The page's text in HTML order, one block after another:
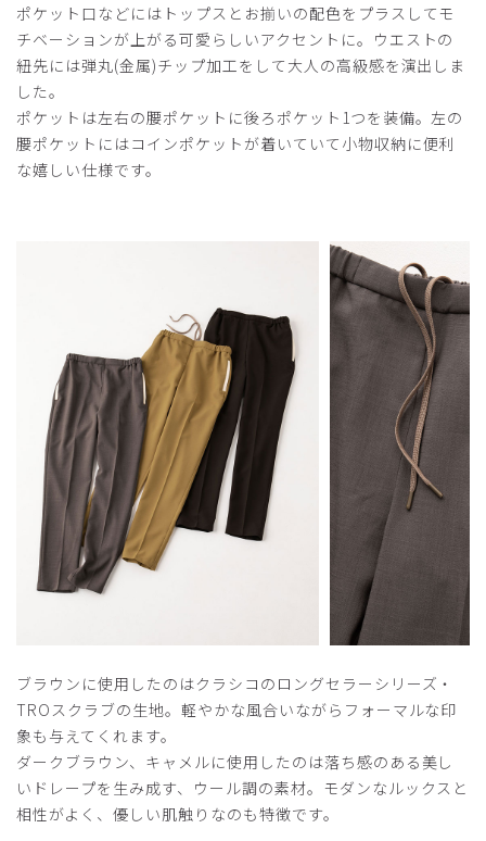
ズボン生地が伸びないので、膝下がぱつぱつでした。座る、
かがみきれず、破れそうでしたので作業に差し障りがあると
判断し、返品しました。
デザイン性は良かったので残念です。
商品：R16レディース:梨花×OtonaMUSE×Classico・
スクラブパンツ/ダークブラウン/L
ポケット口などにはトップスとお揃いの配色をプラスしてモ
チベーションが上がる可愛らしいアクセントに。ウエストの
紐先には弾丸(金属)チップ加工をして大人の高級感を演出しま
した。
ポケットは左右の腰ポケットに後ろポケット1つを装備。左の
腰ポケットにはコインポケットが着いていて小物収納に便利
な嬉しい仕様です。
ブラウンに使用したのはクラシコのロングセラーシリーズ・
TROスクラブの生地。軽やかな風合いながらフォーマルな印
象も与えてくれます。
ダークブラウン、キャメルに使用したのは落ち感のある美し
いドレープを生み成す、ウール調の素材。モダンなルックスと
相性がよく、優しい肌触りなのも特徴です。